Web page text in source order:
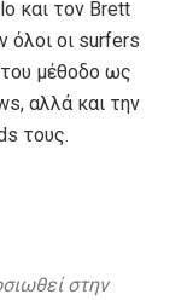
και τον Brett
όλοι οι surfers
μέθοδο ως
αλλά και την
τους.
στην